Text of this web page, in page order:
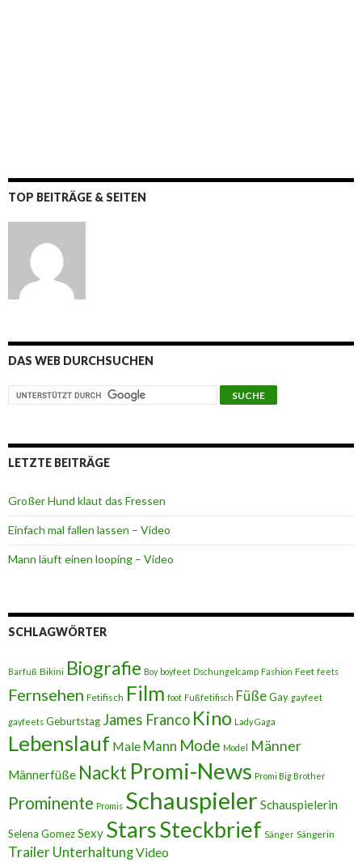
TOP BEITRÄGE & SEITEN
DAS WEB DURCHSUCHEN
LETZTE BEITRÄGE
Großer Hund klaut das Fressen
Einfach mal fallen lassen – Video
Mann läuft einen looping – Video
SCHLAGWÖRTER
Barfuß Bikini Biografie Boy boyfeet Dschungelcamp Fashion Feet feets
Fernsehen Fetifisch Film foot Fußfetifisch FüßeGay gayfeet
gayfeets Geburtstag James Franco Kino Lady Gaga
Lebenslauf Male Mann Mode Model Männer
Männerfüße Nackt Promi-News Promi Big Brother
Prominente Promis Schauspieler Schauspielerin
Selena GomezSexy StarsSteckbrief Sänger Sängerin
Trailer UnterhaltungVideo